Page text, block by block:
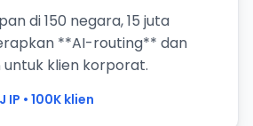
di 150 negara, 15 juta
**AI-routing** dan
klien korporat.
IP • 100K klien